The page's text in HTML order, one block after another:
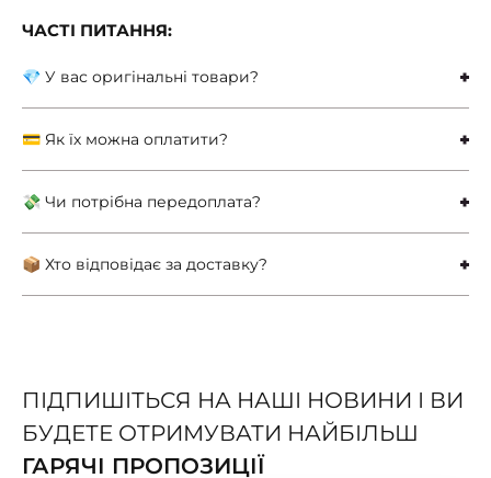
ЧАСТІ ПИТАННЯ:
💎 У вас оригінальні товари?
💳 Як їх можна оплатити?
💸 Чи потрібна передоплата?
📦 Хто відповідає за доставку?
ПІДПИШІТЬСЯ НА НАШІ НОВИНИ І ВИ
БУДЕТЕ ОТРИМУВАТИ НАЙБІЛЬШ
ГАРЯЧІ ПРОПОЗИЦІЇ